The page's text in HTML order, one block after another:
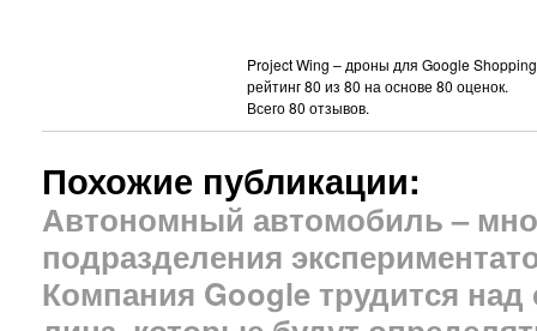
Project Wing – дроны для Google
рейтинг80 из 80 на основе 80 оценок.
Всего80 отзывов.
Похожие публикации:
Автономный автомобиль –
подразделения
Компания Google трудится